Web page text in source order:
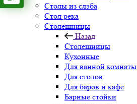
Столы из слэба
Стол река
Столешницы
Назад
Столешницы
Кухонные
Для ванной комнаты
Для столов
Для баров и кафе
Барные стойки